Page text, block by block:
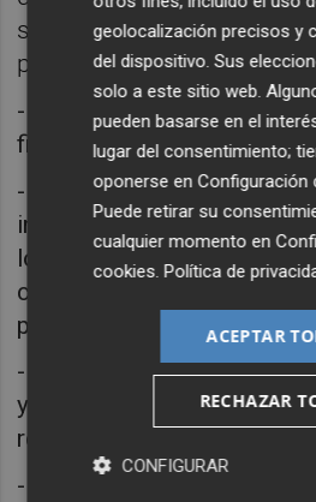
severas, las recesiones
pueden contribuir a:
- evitar un aumento
financiamiento del sector
- limitar las pérdidas
inventarios corporativos y
los compradores
compras ante la
precios,
- respaldar los precios de
y la demanda de
relacionados,
- impulsar aumentos de
geolocalización precisos y
del dispositivo. Sus
solo a este sitio web.
pueden basarse en el
lugar del consentimiento;
oponerse enConfiguración
Puede retirar su
cualquier momento en
cookies.Política de
ACEPTAR
RECHAZAR
CONFIGURAR